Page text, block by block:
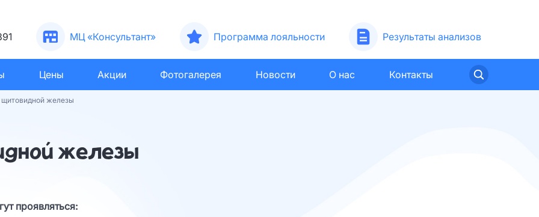
МЦ «Консультант» Программа лояльности Результаты анализов
Цены Акции Фотогалерея Новости О нас Контакты
щитовидной железы
железы
проявляться: